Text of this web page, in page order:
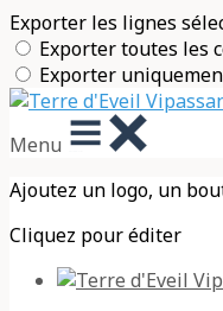
Exporter les lignes
Exporter toutes les
Exporter
Menu
Ajoutez un logo, un
Cliquez pour éditer